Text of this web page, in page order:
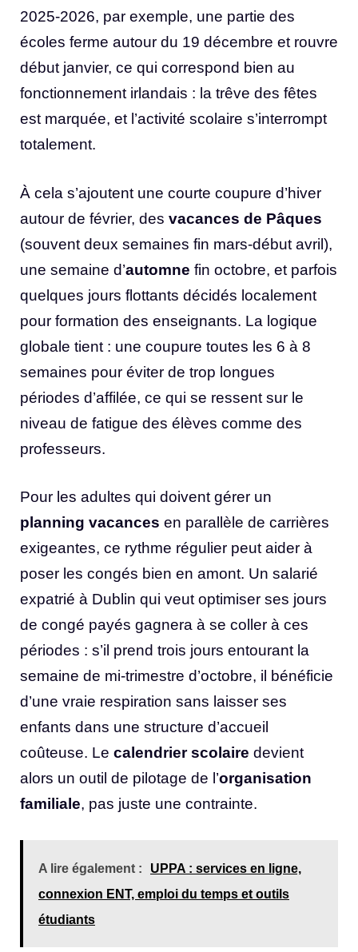
2025-2026, par exemple, une partie des
écoles ferme autour du 19 décembre et rouvre
début janvier, ce qui correspond bien au
fonctionnement irlandais : la trêve des fêtes
est marquée, et l’activité scolaire s’interrompt
totalement.
À cela s’ajoutent une courte coupure d’hiver
autour de février, des vacances de Pâques
(souvent deux semaines fin mars-début avril),
une semaine d’automne fin octobre, et parfois
quelques jours flottants décidés localement
pour formation des enseignants. La logique
globale tient : une coupure toutes les 6 à 8
semaines pour éviter de trop longues
périodes d’affilée, ce qui se ressent sur le
niveau de fatigue des élèves comme des
professeurs.
Pour les adultes qui doivent gérer un
planning vacances en parallèle de carrières
exigeantes, ce rythme régulier peut aider à
poser les congés bien en amont. Un salarié
expatrié à Dublin qui veut optimiser ses jours
de congé payés gagnera à se coller à ces
périodes : s’il prend trois jours entourant la
semaine de mi-trimestre d’octobre, il bénéficie
d’une vraie respiration sans laisser ses
enfants dans une structure d’accueil
coûteuse. Le calendrier scolaire devient
alors un outil de pilotage de l’organisation
familiale, pas juste une contrainte.
A lire également :
UPPA : services en ligne,
connexion ENT, emploi du temps et outils
étudiants